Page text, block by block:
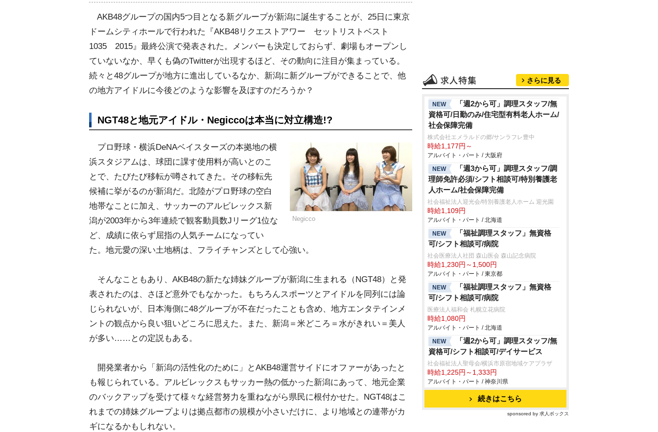
AKB48グループの国内5つ目となる新グループが新潟に誕生することが、25日に東京
ドームシティホールで行われた『AKB48リクエストアワー セットリストベスト
1035 2015』最終公演で発表された。メンバーも決定しておらず、劇場もオープンし
ていないなか、早くも偽のTwitterが出現するほど、その動向に注目が集まっている。
続々と48グループが地方に進出しているなか、新潟に新グループができることで、他
の地方アイドルに今後どのような影響を及ぼすのだろうか？
NGT48と地元アイドル・Negiccoは本当に対立構造!?
Negicco
プロ野球・横浜DeNAベイスターズの本拠地の横
浜スタジアムは、球団に課す使用料が高いとのこ
とで、たびたび移転が噂されてきた。その移転先
候補に挙がるのが新潟だ。北陸がプロ野球の空白
地帯なことに加え、サッカーのアルビレックス新
潟が2003年から3年連続で観客動員数Jリーグ1位な
ど、成績に依らず屈指の人気チームになってい
た。地元愛の深い土地柄は、フライチャンズとして心強い。
そんなこともあり、AKB48の新たな姉妹グループが新潟に生まれる（NGT48）と発
表されたのは、さほど意外でもなかった。もちろんスポーツとアイドルを同列には論
じられないが、日本海側に48グループが不在だったことも含め、地方エンタテインメ
ントの観点から良い狙いどころに思えた。また、新潟＝米どころ＝水がきれい＝美人
が多い……との定説もある。
開発業者から「新潟の活性化のために」とAKB48運営サイドにオファーがあったと
も報じられている。アルビレックスもサッカー熱の低かった新潟にあって、地元企業
のバックアップを受けて様々な経営努力を重ねながら県民に根付かせた。NGT48はこ
れまでの姉妹グループよりは拠点都市の規模が小さいだけに、より地域との連帯がカ
ギになるかもしれない。
さらに見る
NEW
「週2から可」調理スタッフ/無
資格可/日勤のみ/住宅型有料老人ホーム/
社会保障完備
株式会社エメラルドの郷/サンラフレ豊中
時給1,177円～
アルバイト・パート / 大阪府
NEW
「週3から可」調理スタッフ/調
理師免許必須/シフト相談可/特別養護老
人ホーム/社会保障完備
社会福祉法人迎光会/特別養護老人ホーム 迎光園
時給1,109円
アルバイト・パート / 北海道
NEW
「福祉調理スタッフ」無資格
可/シフト相談可/病院
社会医療法人社団 森山医会 森山記念病院
時給1,230円～1,500円
アルバイト・パート / 東京都
NEW
「福祉調理スタッフ」無資格
可/シフト相談可/病院
医療法人福和会 札幌立花病院
時給1,080円
アルバイト・パート / 北海道
NEW
「週2から可」調理スタッフ/無
資格可/シフト相談可/デイサービス
社会福祉法人聖母会/横浜市原宿地域ケアプラザ
時給1,225円～1,333円
アルバイト・パート / 神奈川県
続きはこちら
sponsored by 求人ボックス